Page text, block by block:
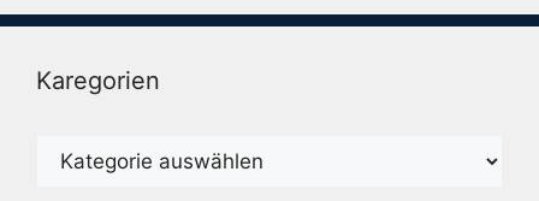
Karegorien
Karegorien